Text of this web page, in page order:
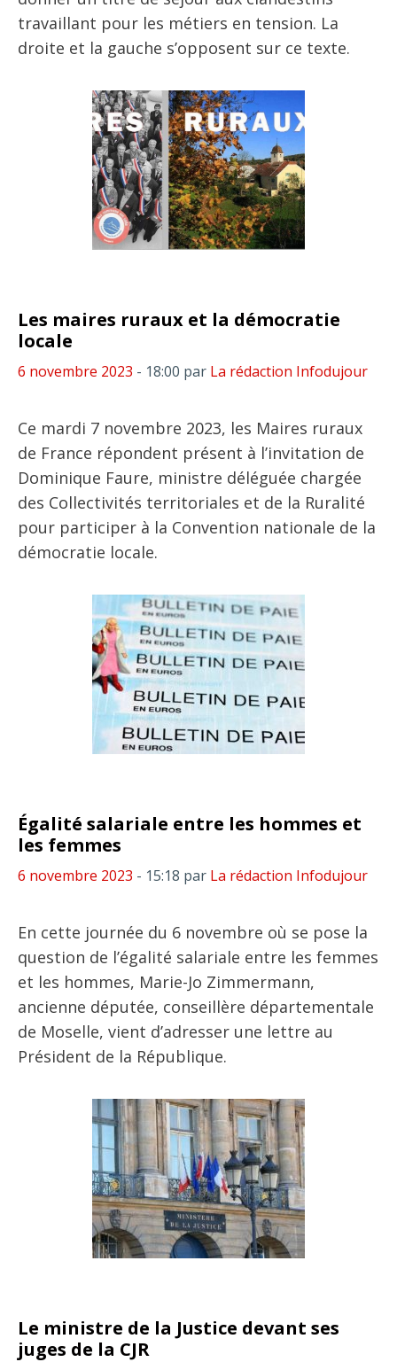
travaillant pour les métiers en tension. La
droite et la gauche s’opposent sur ce texte.
Les maires ruraux et la démocratie
locale
6 novembre 2023 - 18:00 par La rédaction Infodujour
Ce mardi 7 novembre 2023, les Maires ruraux
de France répondent présent à l’invitation de
Dominique Faure, ministre déléguée chargée
des Collectivités territoriales et de la Ruralité
pour participer à la Convention nationale de la
démocratie locale.
Égalité salariale entre les hommes et
les femmes
6 novembre 2023 - 15:18 par La rédaction Infodujour
En cette journée du 6 novembre où se pose la
question de l’égalité salariale entre les femmes
et les hommes, Marie-Jo Zimmermann,
ancienne députée, conseillère départementale
de Moselle, vient d’adresser une lettre au
Président de la République.
Le ministre de la Justice devant ses
juges de la CJR